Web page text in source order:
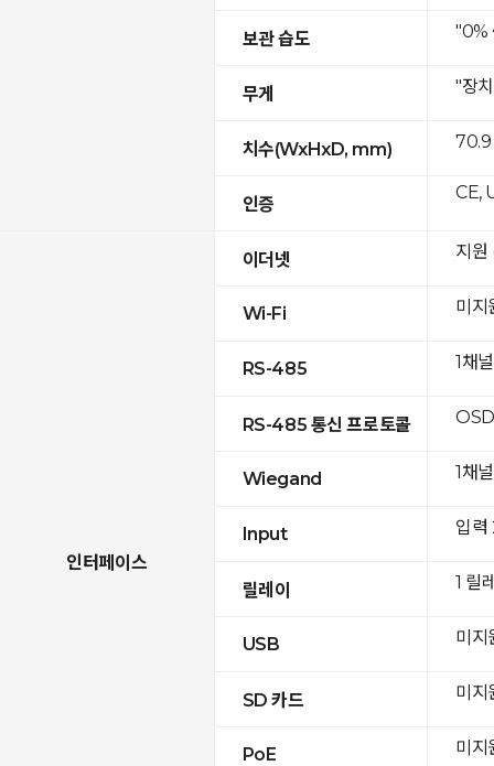
보관 습도
무게
치수(WxHxD, mm)
인증
인터페이스
이더넷
Wi-Fi
RS-485
RS-485 통신 프로토콜
Wiegand
Input
릴레이
USB
SD 카드
PoE
"0%
"장
70.9
CE,
지
미지
1채
1채
입력
1 릴
미지
미지
미지